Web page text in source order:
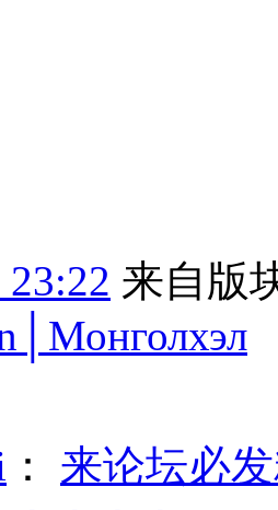
来自版
： 来论坛必